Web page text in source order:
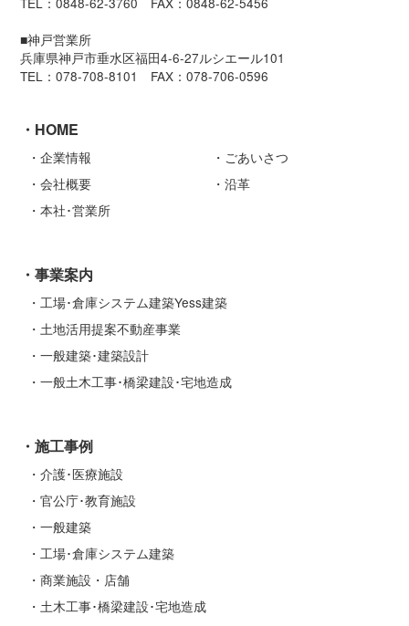
■神戸営業所
兵庫県神戸市垂水区福田4-6-27ルシエール101
TEL：078-708-8101 FAX：078-706-0596
HOME
企業情報
ごあいさつ
会社概要
沿革
本社･営業所
事業案内
工場･倉庫システム建築Yess建築
土地活用提案不動産事業
一般建築･建築設計
一般土木工事･橋梁建設･宅地造成
施工事例
介護･医療施設
官公庁･教育施設
一般建築
工場･倉庫システム建築
商業施設・店舗
土木工事･橋梁建設･宅地造成